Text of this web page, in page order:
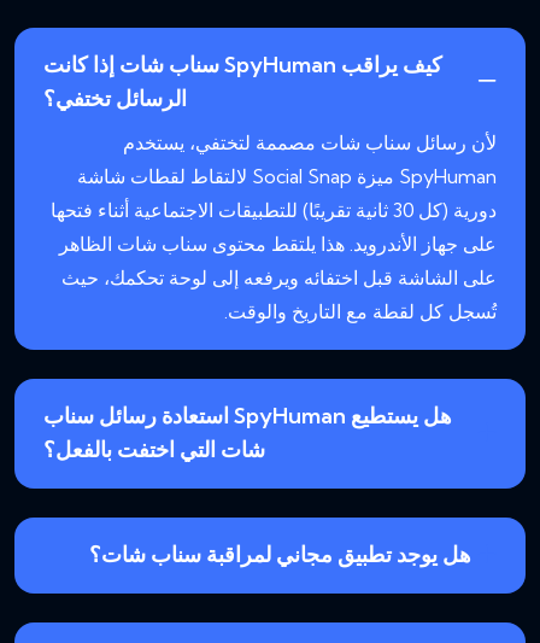
كيف يراقب SpyHuman سناب شات إذا كانت
الرسائل تختفي؟
لأن رسائل سناب شات مصممة لتختفي، يستخدم
SpyHuman ميزة Social Snap لالتقاط لقطات شاشة
دورية (كل 30 ثانية تقريبًا) للتطبيقات الاجتماعية أثناء فتحها
على جهاز الأندرويد. هذا يلتقط محتوى سناب شات الظاهر
على الشاشة قبل اختفائه ويرفعه إلى لوحة تحكمك، حيث
تُسجل كل لقطة مع التاريخ والوقت.
هل يستطيع SpyHuman استعادة رسائل سناب
شات التي اختفت بالفعل؟
هل يوجد تطبيق مجاني لمراقبة سناب شات؟